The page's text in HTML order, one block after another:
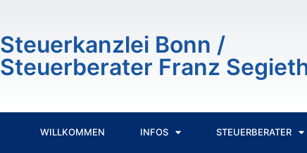
Steuerkanzlei Bonn /
Steuerberater Franz
WILLKOMMEN INFOS STEUERBERATER